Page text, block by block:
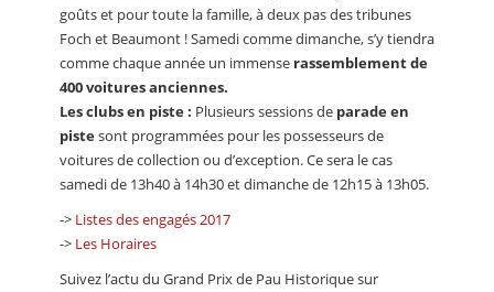
goûts et pour toute la famille, à deux pas des tribunes
Foch et Beaumont ! Samedi comme dimanche, s’y tiendra
comme chaque année un immense rassemblement de
400 voitures anciennes.
Les clubs en piste : Plusieurs sessions de parade en
pistesont programmées pour les possesseurs de
voitures de collection ou d’exception. Ce sera le cas
samedi de 13h40 à 14h30 et dimanche de 12h15 à 13h05.
-> Listes des engagés 2017
-> Les Horaires
Suivez l’actu du Grand Prix de Pau Historique sur